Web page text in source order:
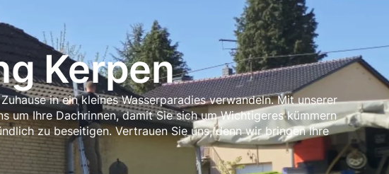
Kerpen
in ein kleines Wasserparadies verwandeln. Mit unserer
um Ihre Dachrinnen, damit Sie sich um Wichtigeres kümmern
zu beseitigen. Vertrauen Sie uns, denn wir bringen Ihre